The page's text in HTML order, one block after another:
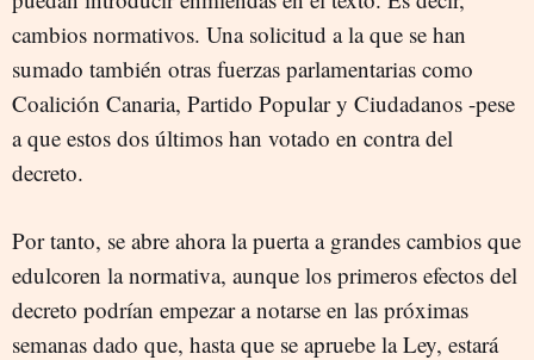
cambios normativos. Una solicitud a la que se han
sumado también otras fuerzas parlamentarias como
Coalición Canaria, Partido Popular y Ciudadanos -pese
a que estos dos últimos han votado en contra del
decreto.
Por tanto, se abre ahora la puerta a grandes cambios que
edulcoren la normativa, aunque los primeros efectos del
decreto podrían empezar a notarse en las próximas
semanas dado que, hasta que se apruebe la Ley, estará